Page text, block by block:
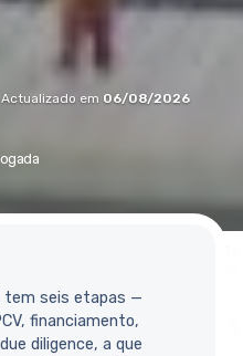
Actualizado em 06/08/2026
tem seis etapas —
financiamento,
diligence, a que